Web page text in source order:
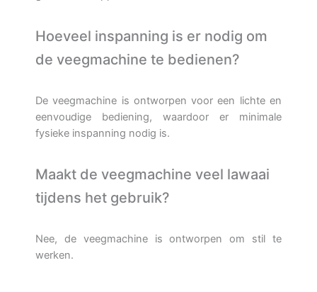
Hoeveel inspanning is er nodig om
de veegmachine te bedienen?
De veegmachine is ontworpen voor een lichte en
eenvoudige bediening, waardoor er minimale
fysieke inspanning nodig is.
Maakt de veegmachine veel lawaai
tijdens het gebruik?
Nee, de veegmachine is ontworpen om stil te
werken.